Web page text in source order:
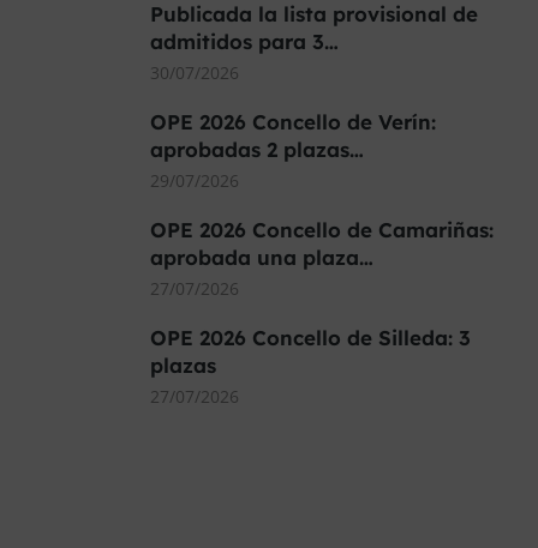
Publicada la lista provisional de
admitidos para 3…
30/07/2026
OPE 2026 Concello de Verín:
aprobadas 2 plazas…
29/07/2026
OPE 2026 Concello de Camariñas:
aprobada una plaza…
27/07/2026
OPE 2026 Concello de Silleda: 3
plazas
27/07/2026